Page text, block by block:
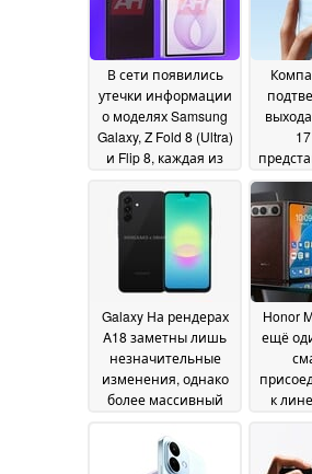
July 2026
В сети появились
утечки информации
о моделях Samsung
Galaxy, Z Fold 8 (Ultra)
и Flip 8, каждая из
представлена в трёх
цветовых вариантах
09 July 2026
в
Galaxy На рендерах
A18 заметны лишь
незначительные
изменения, однако
более массивный
то, что аккумулятор
станет больше
Honor
ещё
к